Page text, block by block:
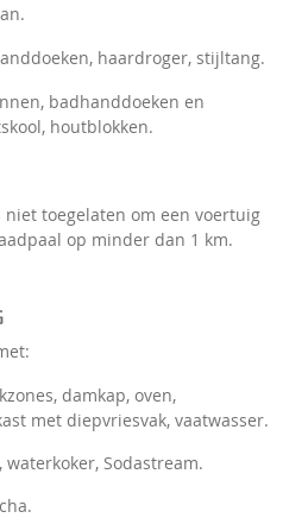
haardroger, stijltang.
badhanddoeken en
houtblokken.
toegelaten om een voertuig
op minder dan 1 km.
damkap, oven,
met diepvriesvak, vaatwasser.
Sodastream.